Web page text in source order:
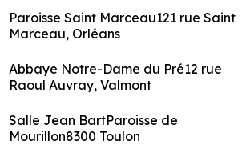
Paroisse Saint Marceau121 rue Saint
Marceau, Orléans
Abbaye Notre-Dame du Pré12 rue
Raoul Auvray, Valmont
Salle Jean BartParoisse de
Mourillon8300 Toulon